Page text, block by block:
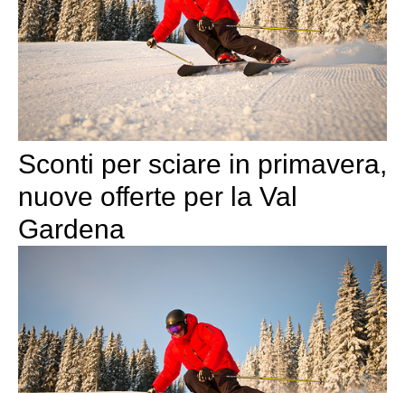
Sconti per sciare in primavera,
nuove offerte per la Val
Gardena